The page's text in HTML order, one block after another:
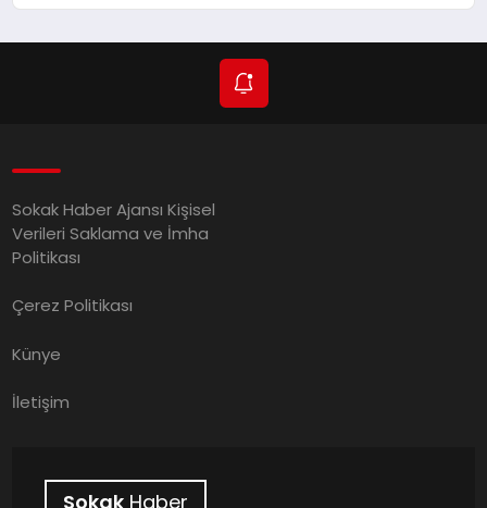
Sokak Haber Ajansı Kişisel
Verileri Saklama ve İmha
Politikası
Çerez Politikası
Künye
İletişim
Sokak Haber